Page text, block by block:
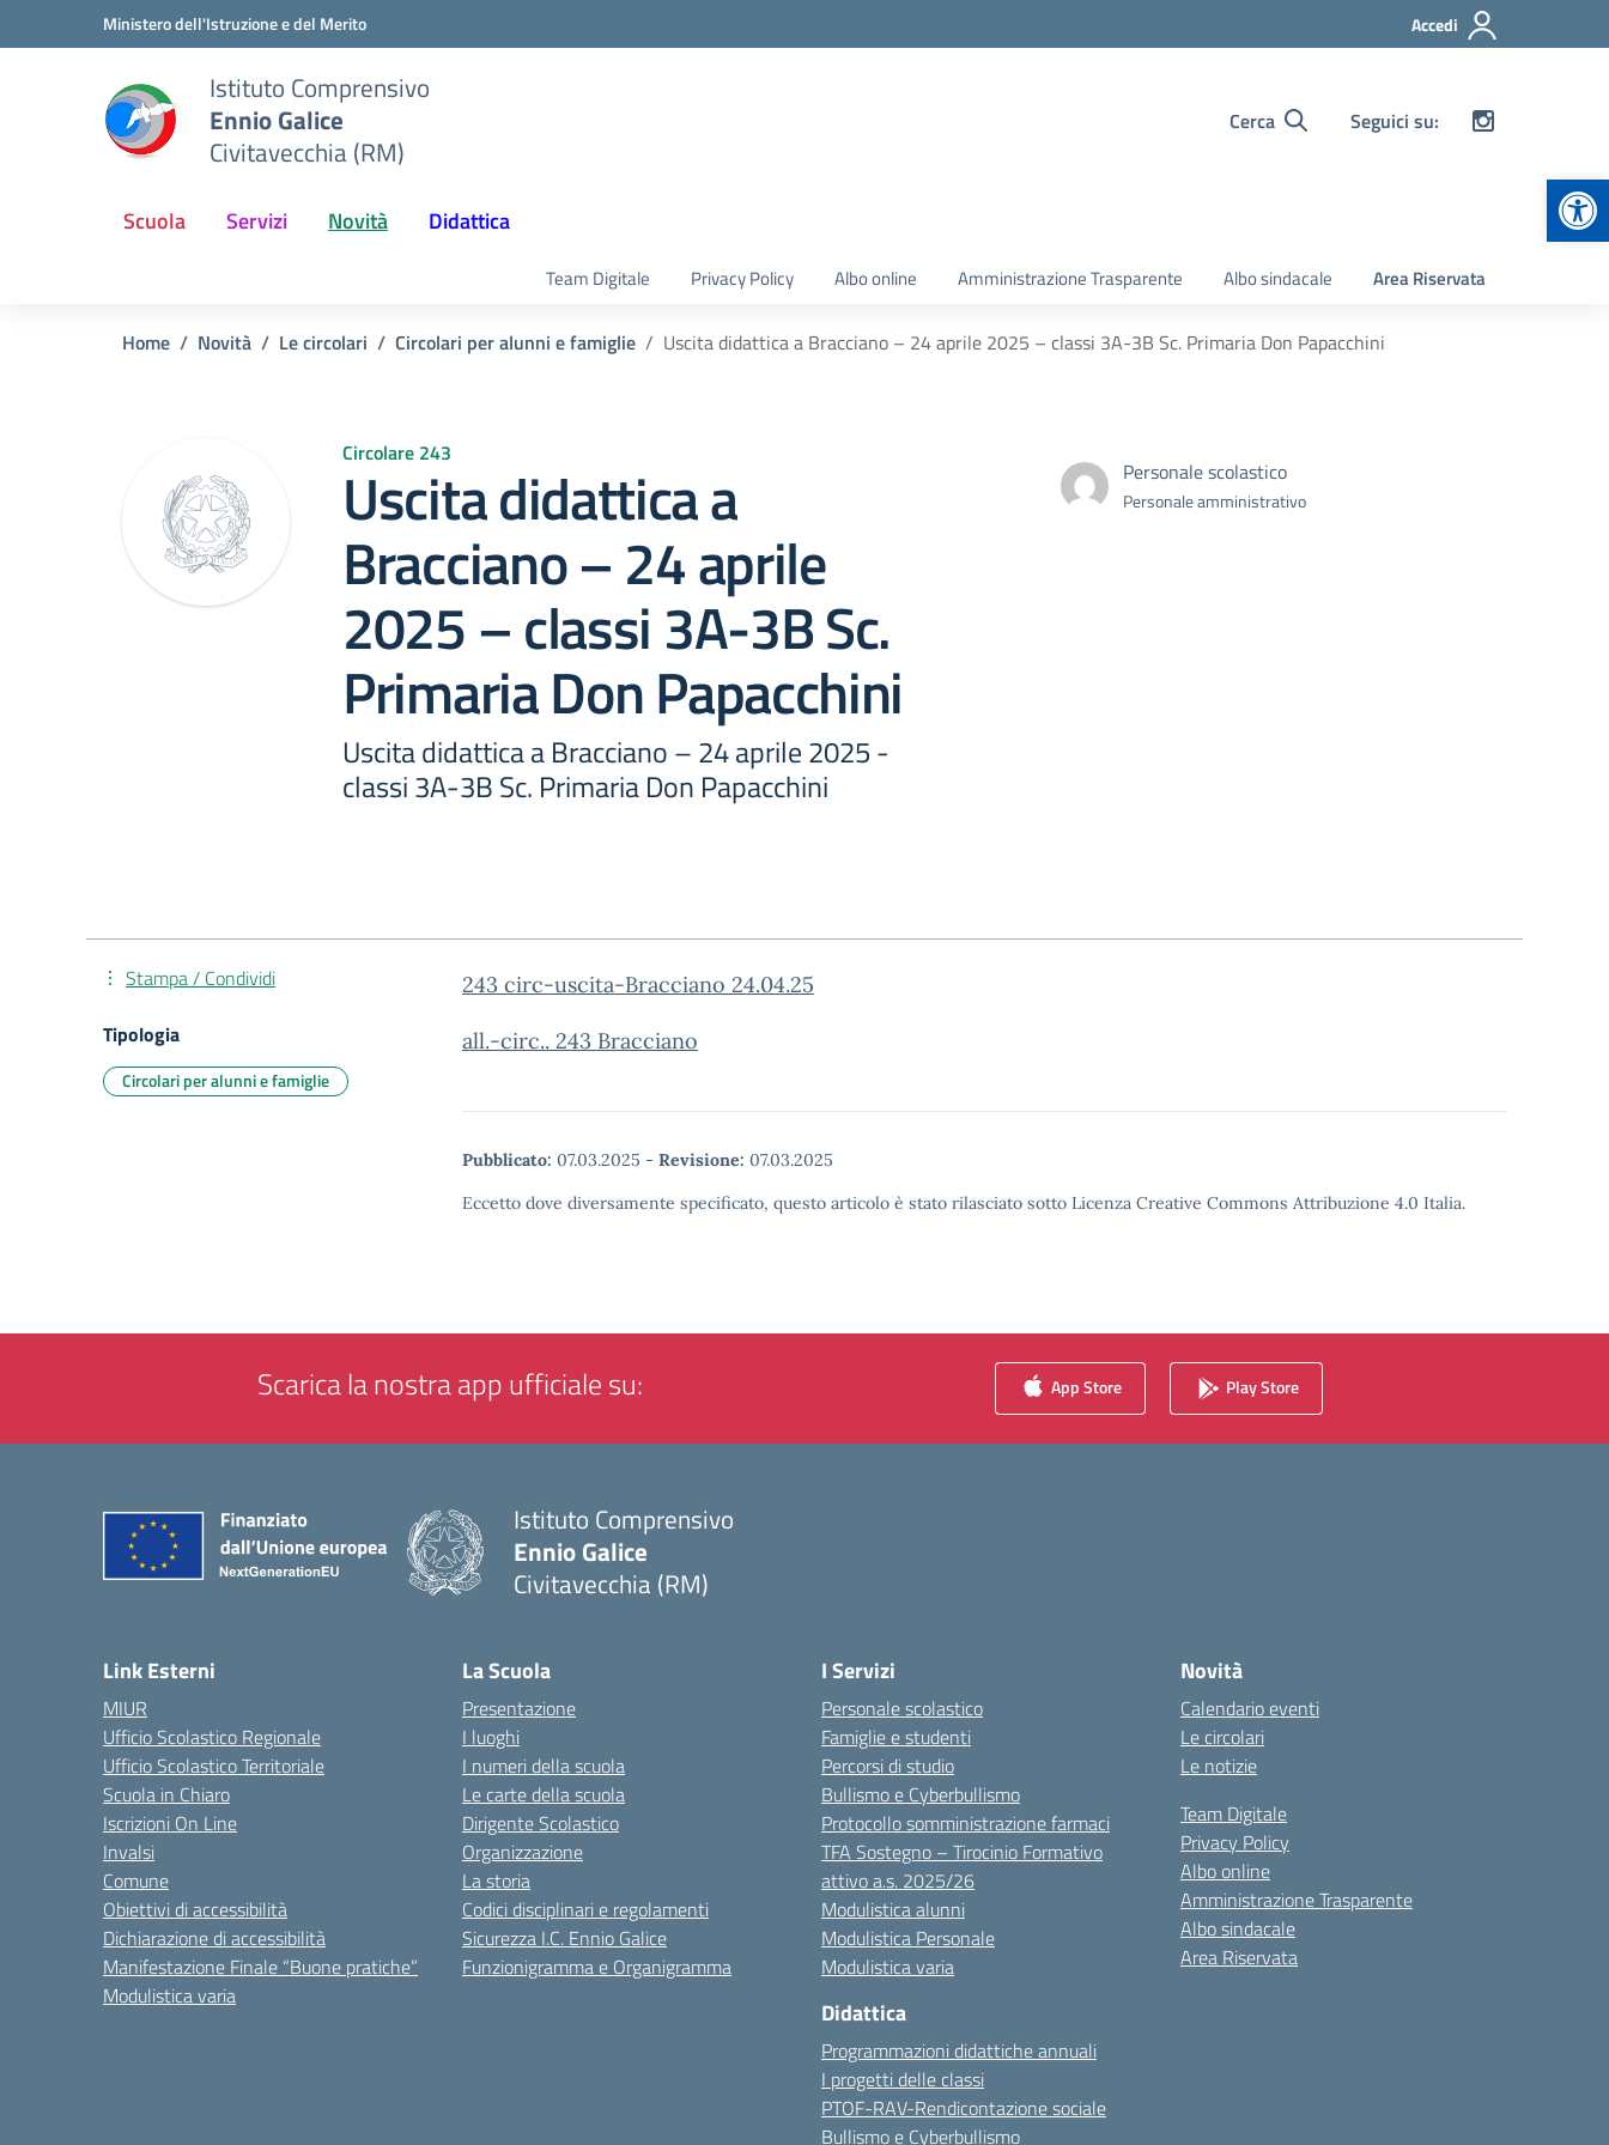
Vai ai contenuti
Vai al menu di navigazioneMinistero dell'Istruzione e del Merito Accedi
Istituto Comprensivo
Ennio Galice
Civitavecchia (RM)
Cerca Seguici su:
Scuola Servizi Novità Didattica
Team Digitale Privacy Policy Albo online Amministrazione Trasparente Albo sindacale Area Riservata
Home Novità Le circolari Circolari per alunni e famiglie Uscita didattica a Bracciano – 24 aprile 2025 – classi 3A-3B Sc. Primaria Don Papacchini
Circolare 243
Uscita didattica a
Bracciano – 24 aprile
2025 – classi 3A-3B Sc.
Primaria Don Papacchini
Uscita didattica a Bracciano – 24 aprile 2025 -
classi 3A-3B Sc. Primaria Don Papacchini
Personale scolastico
Personale amministrativo
243 circ-uscita-Bracciano 24.04.25
all.-circ.. 243 Bracciano
Pubblicato: 07.03.2025 - Revisione: 07.03.2025
Eccetto dove diversamente specificato, questo articolo è stato rilasciato sotto Licenza Creative Commons Attribuzione 4.0 Italia.
Stampa / Condividi
Tipologia
Circolari per alunni e famiglie
Scarica la nostra app ufficiale su: App Store Play Store
Istituto Comprensivo
Ennio Galice
Civitavecchia (RM)
Link Esterni
MIUR
Ufficio Scolastico Regionale
Ufficio Scolastico Territoriale
Scuola in Chiaro
Iscrizioni On Line
Invalsi
Comune
Obiettivi di accessibilità
Dichiarazione di accessibilità
Manifestazione Finale “Buone pratiche”
Modulistica varia
La Scuola
Presentazione
I luoghi
I numeri della scuola
Le carte della scuola
Dirigente Scolastico
Organizzazione
La storia
Codici disciplinari e regolamenti
Sicurezza I.C. Ennio Galice
Funzionigramma e Organigramma
I Servizi
Personale scolastico
Famiglie e studenti
Percorsi di studio
Bullismo e Cyberbullismo
Protocollo somministrazione farmaci
TFA Sostegno – Tirocinio Formativo
attivo a.s. 2025/26
Modulistica alunni
Modulistica Personale
Modulistica varia
Didattica
Programmazioni didattiche annuali
I progetti delle classi
PTOF-RAV-Rendicontazione sociale
Bullismo e Cyberbullismo
Novità
Calendario eventi
Le circolari
Le notizie
Team Digitale
Privacy Policy
Albo online
Amministrazione Trasparente
Albo sindacale
Area Riservata